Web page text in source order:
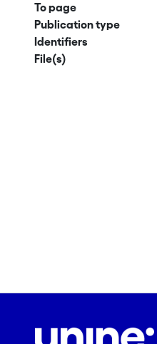
To page
Publication type
Identifiers
File(s)